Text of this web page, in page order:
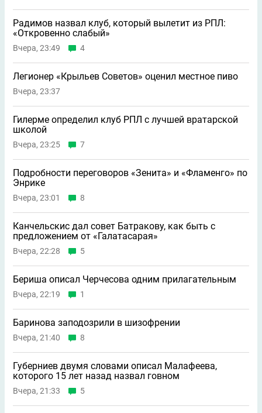
Радимов назвал клуб, который вылетит из РПЛ:
«Откровенно слабый»
Вчера, 23:49 4
Легионер «Крыльев Советов» оценил местное пиво
Вчера, 23:37
Гилерме определил клуб РПЛ с лучшей вратарской
школой
Вчера, 23:25 7
Подробности переговоров «Зенита» и «Фламенго» по
Энрике
Вчера, 23:01 8
Канчельскис дал совет Батракову, как быть с
предложением от «Галатасарая»
Вчера, 22:28 5
Бериша описал Черчесова одним прилагательным
Вчера, 22:19 1
Баринова заподозрили в шизофрении
Вчера, 21:40 8
Губерниев двумя словами описал Малафеева,
которого 15 лет назад назвал говном
Вчера, 21:33 5